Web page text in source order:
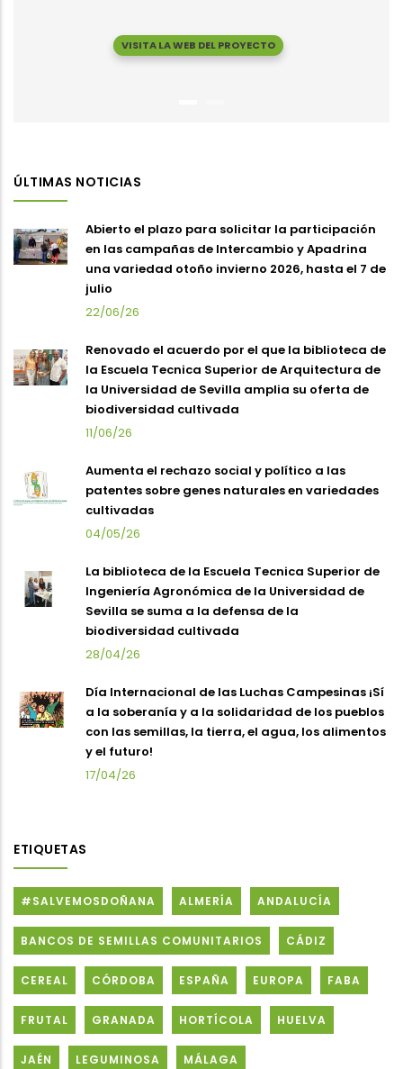
VISITA LA WEB DEL PROYECTO
ÚLTIMAS NOTICIAS
Abierto el plazo para solicitar la participación
en las campañas de Intercambio y Apadrina
una variedad otoño invierno 2026, hasta el 7 de
julio
22/06/26
Renovado el acuerdo por el que la biblioteca de
la Escuela Tecnica Superior de Arquitectura de
la Universidad de Sevilla amplia su oferta de
biodiversidad cultivada
11/06/26
Aumenta el rechazo social y político a las
patentes sobre genes naturales en variedades
cultivadas
04/05/26
La biblioteca de la Escuela Tecnica Superior de
Ingeniería Agronómica de la Universidad de
Sevilla se suma a la defensa de la
biodiversidad cultivada
28/04/26
Día Internacional de las Luchas Campesinas ¡Sí
a la soberanía y a la solidaridad de los pueblos
con las semillas, la tierra, el agua, los alimentos
y el futuro!
17/04/26
ETIQUETAS
#SALVEMOSDOÑANA ALMERÍA ANDALUCÍA
BANCOS DE SEMILLAS COMUNITARIOS CÁDIZ
CEREAL CÓRDOBA ESPAÑA EUROPA FABA
FRUTAL GRANADA HORTÍCOLA HUELVA
JAÉN LEGUMINOSA MÁLAGA